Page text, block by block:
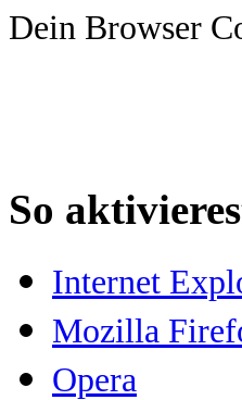
Dein Browser
So
Internet
Mozilla
Opera